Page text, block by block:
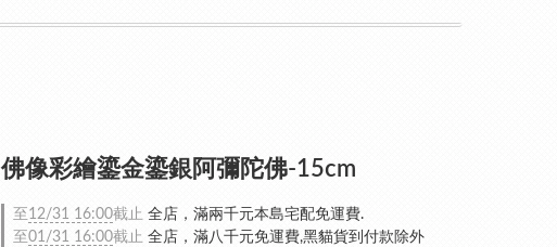
佛像彩繪鎏金鎏銀阿彌陀佛-15cm
至 12/31 16:00截止 全店，滿兩千元本島宅配免運費.
至01/31 16:00截止 全店，滿八千元免運費,黑貓貨到付款除外